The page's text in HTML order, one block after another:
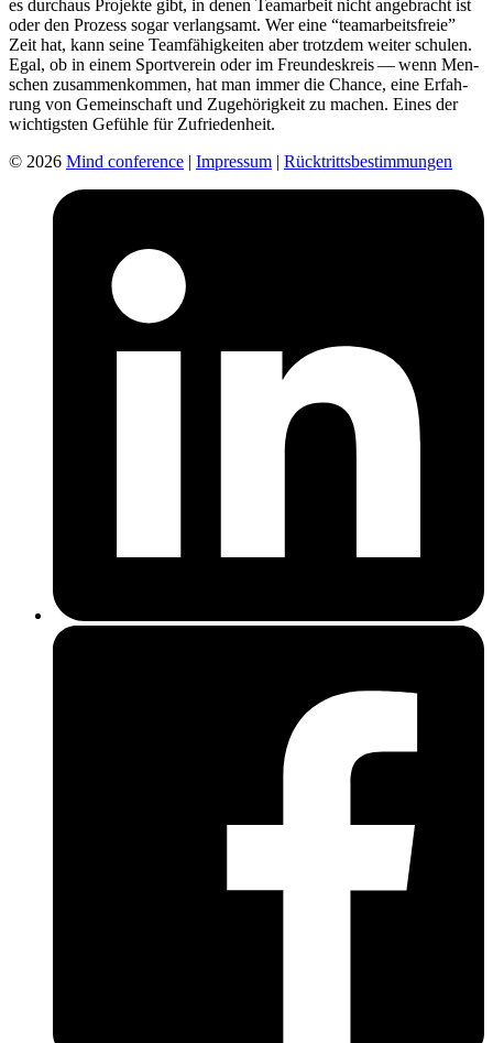
es durch­aus Pro­jekte gibt, in denen Team­ar­beit nicht ange­bracht ist
oder den Pro­zess sogar ver­lang­samt. Wer eine ​“team­ar­beits­freie”
Zeit hat, kann seine Team­fä­hig­kei­ten aber trotz­dem weiter schu­len.
Egal, ob in einem Sport­ver­ein oder im Freun­des­kreis — wenn Men­
schen zusam­men­kom­men, hat man immer die Chance, eine Erfah­
rung von Gemein­schaft und Zuge­hö­rig­keit zu machen. Eines der
wich­tigs­ten Gefühle für Zufrie­den­heit.
© 2026 Mind conference | Impressum | Rücktrittsbestimmungen